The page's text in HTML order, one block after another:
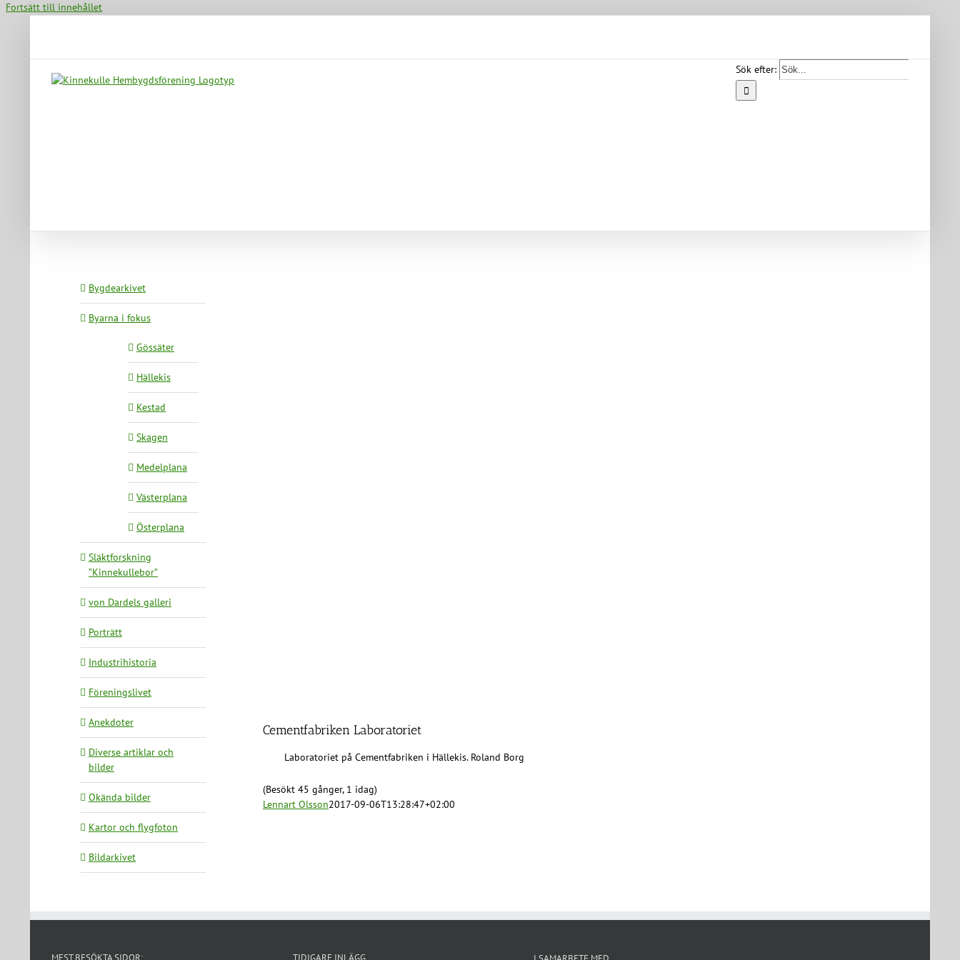
Fortsätt till innehållet
Sök efter:
Cementfabriken Laboratoriet
Laboratoriet på Cementfabriken i Hällekis. Roland Borg
(Besökt 45 gånger, 1 idag)
Lennart Olsson2017-09-06T13:28:47+02:00
Bygdearkivet
Byarna i fokus
Gössäter
Hällekis
Kestad
Skagen
Medelplana
Västerplana
Österplana
Släktforskning
”Kinnekullebor”
von Dardels galleri
Porträtt
Industrihistoria
Föreningslivet
Anekdoter
Diverse artiklar och
bilder
Okända bilder
Kartor och flygfoton
Bildarkivet
MEST BESÖKTA SIDOR: TIDIGARE INLÄGG